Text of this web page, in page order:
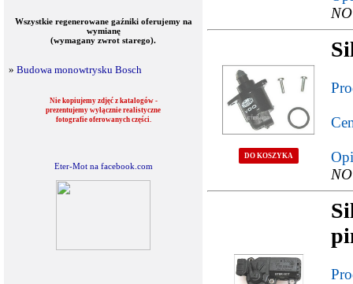
Wszystkie regenerowane gaźniki oferujemy na
wymianę
(wymagany zwrot starego).
» Budowa monowtrysku Bosch
Nie kopiujemy zdjęć z katalogów -
prezentujemy wyłącznie realistyczne
fotografie oferowanych części.
Eter-Mot na facebook.com
DO KOSZYKA